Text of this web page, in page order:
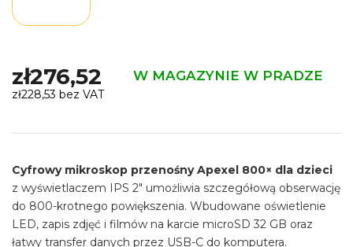
zł276,52 W MAGAZYNIE W PRADZE
zł228,53 bez VAT
jednostkowa:
Cyfrowy mikroskop przenośny Apexel 800× dla dzieci
z wyświetlaczem IPS 2" umożliwia szczegółową obserwację
do 800-krotnego powiększenia. Wbudowane oświetlenie
LED, zapis zdjęć i filmów na karcie microSD 32 GB oraz
łatwy transfer danych przez USB-C do komputera.